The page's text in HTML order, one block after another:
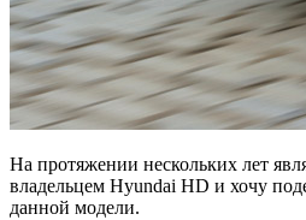
На протяжении нескольких лет
владельцем Hyundai HD и хочу
данной модели.